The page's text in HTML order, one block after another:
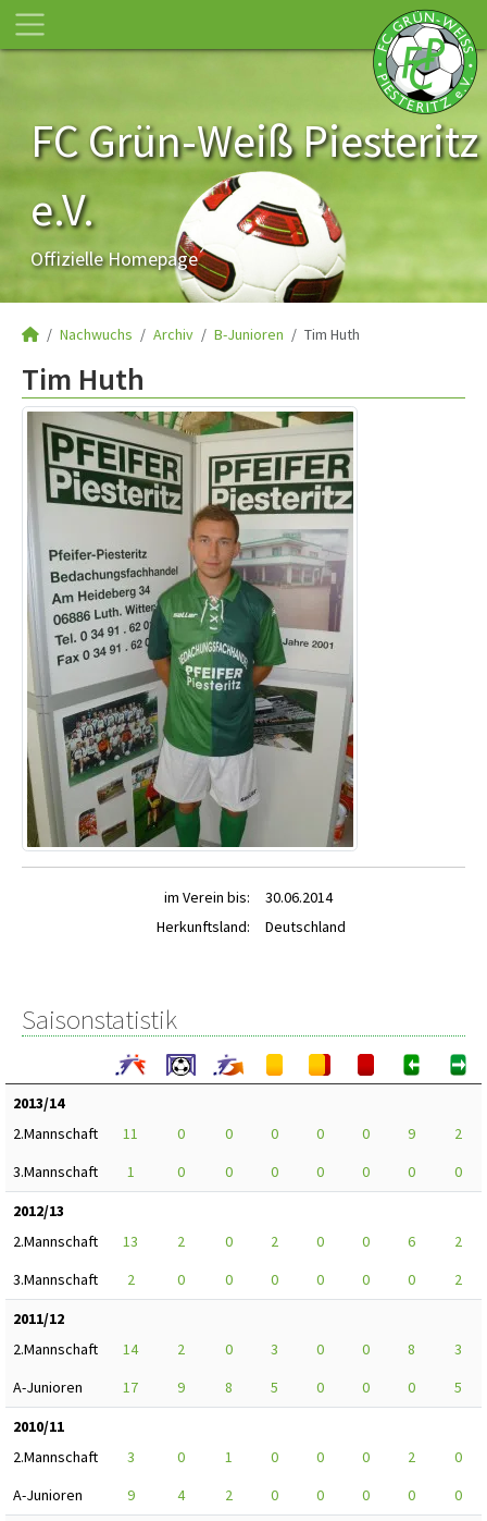
FC Grün-Weiß Piesteritz
e.V.
Offizielle Homepage
Nachwuchs Archiv B-Junioren Tim Huth
Tim Huth
im Verein bis:
30.06.2014
Herkunftsland:
Deutschland
Saisonstatistik
2013/14
2.Mannschaft
11 0 0 0 0 0 9
2
3.Mannschaft
1 0 0 0 0 0 0
0
2012/13
2.Mannschaft
13 2 0 2 0 0 6
2
3.Mannschaft
2 0 0 0 0 0 0
2
2011/12
2.Mannschaft
14 2 0 3 0 0 8
3
A-Junioren
17 9 8 5 0 0 0
5
2010/11
2.Mannschaft
3 0 1 0 0 0 2
0
A-Junioren
9 4 2 0 0 0 0
0